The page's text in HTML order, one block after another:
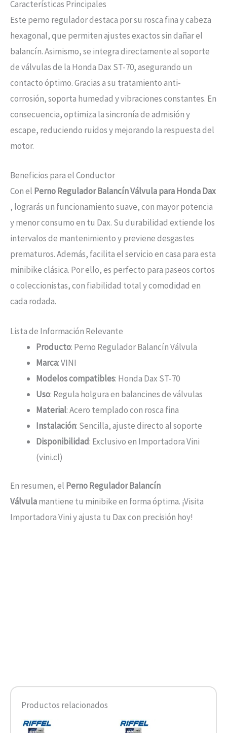
Características Principales
Este perno regulador destaca por su rosca fina y cabeza
hexagonal, que permiten ajustes exactos sin dañar el
balancín. Asimismo, se integra directamente al soporte
de válvulas de la Honda Dax ST-70, asegurando un
contacto óptimo. Gracias a su tratamiento anti-
corrosión, soporta humedad y vibraciones constantes. En
consecuencia, optimiza la sincronía de admisión y
escape, reduciendo ruidos y mejorando la respuesta del
motor.
Beneficios para el Conductor
Con el Perno Regulador Balancín Válvula para Honda Dax
, lograrás un funcionamiento suave, con mayor potencia
y menor consumo en tu Dax. Su durabilidad extiende los
intervalos de mantenimiento y previene desgastes
prematuros. Además, facilita el servicio en casa para esta
minibike clásica. Por ello, es perfecto para paseos cortos
o coleccionistas, con fiabilidad total y comodidad en
cada rodada.
Lista de Información Relevante
Producto: Perno Regulador Balancín Válvula
Marca: VINI
Modelos compatibles: Honda Dax ST-70
Uso: Regula holgura en balancines de válvulas
Material: Acero templado con rosca fina
Instalación: Sencilla, ajuste directo al soporte
Disponibilidad: Exclusivo en Importadora Vini
(vini.cl)
En resumen, el Perno Regulador Balancín
Válvulamantiene tu minibike en forma óptima. ¡Visita
Importadora Vini y ajusta tu Dax con precisión hoy!
Productos relacionados